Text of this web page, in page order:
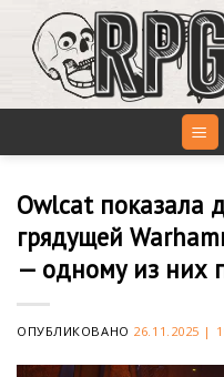
content
Owlcat показала
грядущей
— одному из них
ОПУБЛИКОВАНО 26.11.2025 |